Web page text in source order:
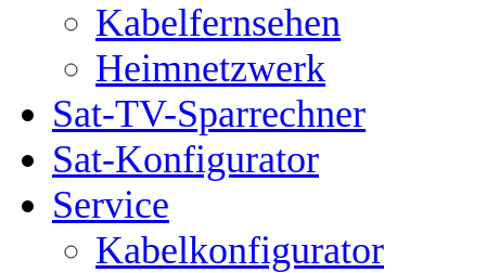
Kabelfernsehen
Heimnetzwerk
Sat-TV-Sparrechner
Sat-Konfigurator
Service
Kabelkonfigurator